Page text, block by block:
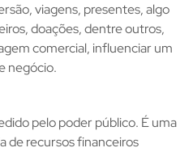
viagens, presentes, algo
doações, dentre outros,
comercial, influenciar um
negócio.
pelo poder público. É uma
de recursos financeiros